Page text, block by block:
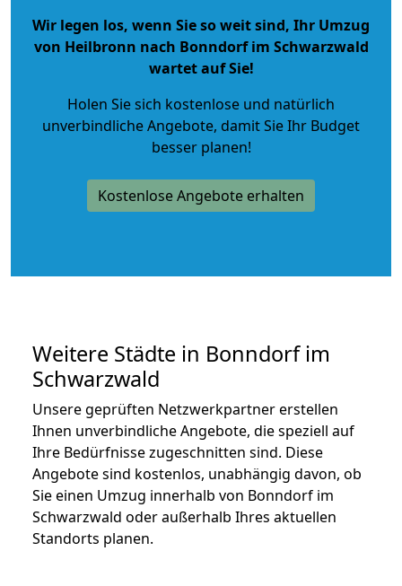
Wir legen los, wenn Sie so weit sind, Ihr Umzug
von Heilbronn nach Bonndorf im Schwarzwald
wartet auf Sie!
Holen Sie sich kostenlose und natürlich
unverbindliche Angebote, damit Sie Ihr Budget
besser planen!
Kostenlose Angebote erhalten
Weitere Städte in Bonndorf im
Schwarzwald
Unsere geprüften Netzwerkpartner erstellen
Ihnen unverbindliche Angebote, die speziell auf
Ihre Bedürfnisse zugeschnitten sind. Diese
Angebote sind kostenlos, unabhängig davon, ob
Sie einen Umzug innerhalb von Bonndorf im
Schwarzwald oder außerhalb Ihres aktuellen
Standorts planen.